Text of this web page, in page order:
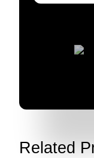
Related